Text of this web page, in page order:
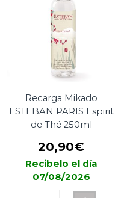
cantidad
Recarga Mikado
ESTEBAN PARIS Espirit
de Thé 250ml
20,90€
Recibelo el día
07/08/2026